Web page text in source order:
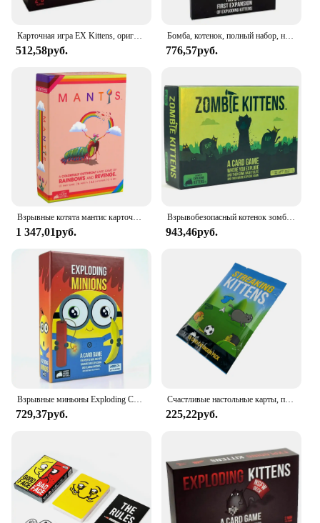
512,58руб.
Бомба, котенок, полный набор, настольная игра, многопользовательская игра для взрослых, повседневная вечеринка, кошки, взрывные настольные игровые карты
776,57руб.
Взрывные котята мантис карточные игры Забавные Семейные игры ночные популярные детские игры цветная резьба радуги и месть доска
1 347,01руб.
Взрывобезопасный котенок зомби, семейная настольная игра для сбора, веселая игрушка для взрослых и детей, карточная игра, подходит в качестве подарка
943,46руб.
Взрывные миньоны Exploding Cat Series Английская версия Настольная игра Друзья Повседневная карта сбора Многопользовательская игра Коллекция Подарок
729,37руб.
Счастливые настольные карты, поднимайте с новыми персонажами, семейные игры, веселые, хорошие и злые карты, игры, настольная колода, взрывающиеся котята
225,22руб.